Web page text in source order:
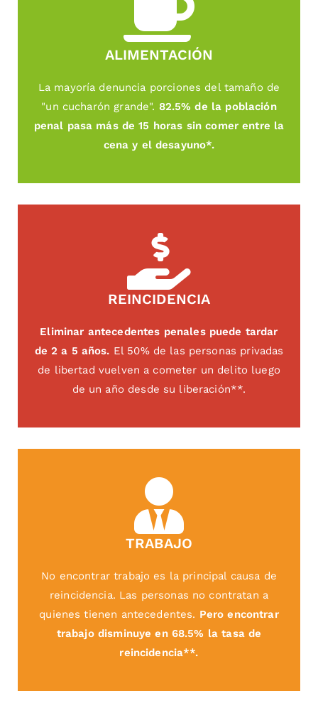
ALIMENTACIÓN
La mayoría denuncia porciones del tamaño de
"un cucharón grande". 82.5% de la población
penal pasa más de 15 horas sin comer entre la
cena y el desayuno*.
REINCIDENCIA
Eliminar antecedentes penales puede tardar
de 2 a 5 años. El 50% de las personas privadas
de libertad vuelven a cometer un delito luego
de un año desde su liberación**.
TRABAJO
No encontrar trabajo es la principal causa de
reincidencia. Las personas no contratan a
quienes tienen antecedentes. Pero encontrar
trabajo disminuye en 68.5% la tasa de
reincidencia**.